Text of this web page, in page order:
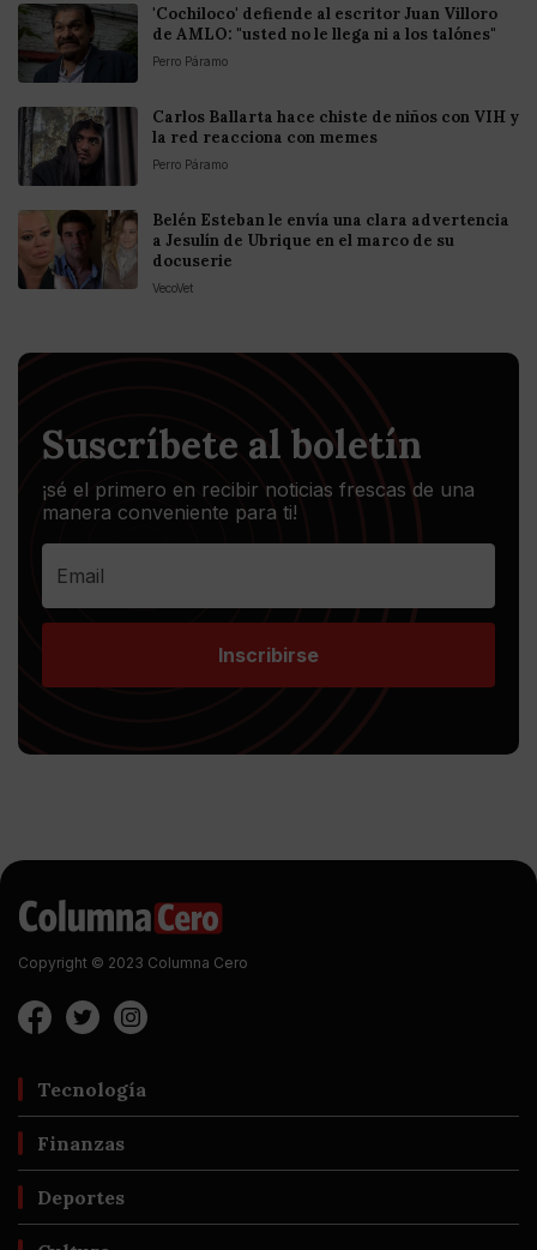
'Cochiloco' defiende al escritor Juan Villoro
de AMLO: "usted no le llega ni a los talónes"
Perro Páramo
Carlos Ballarta hace chiste de niños con VIH y
la red reacciona con memes
Perro Páramo
Belén Esteban le envía una clara advertencia
a Jesulín de Ubrique en el marco de su
docuserie
VecoVet
Suscríbete al boletín
¡sé el primero en recibir noticias frescas de una
manera conveniente para ti!
Inscribirse
Copyright © 2023 Columna Cero
Tecnología
Finanzas
Deportes